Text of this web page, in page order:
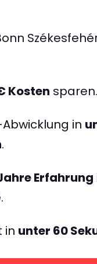
Kosten sparen.
in
.
Erfahrung
in unter 60